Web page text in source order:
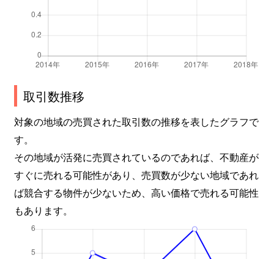
取引数推移
対象の地域の売買された取引数の推移を表したグラフで
す。
その地域が活発に売買されているのであれば、不動産が
すぐに売れる可能性があり、売買数が少ない地域であれ
ば競合する物件が少ないため、高い価格で売れる可能性
もあります。